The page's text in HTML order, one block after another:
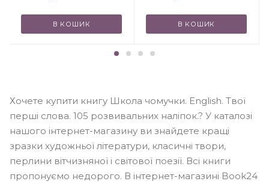
В КОШИК В КОШИК
Хочете купити книгу Школа чомучки. English. Твої
перші слова. 105 розвивальних наліпок.? У каталозі
нашого інтернет-магазину ви знайдете кращі
зразки художньої літератури, класичні твори,
перлини вітчизняної і світової поезії. Всі книги
пропонуємо недорого. В інтернет-магазині Book24